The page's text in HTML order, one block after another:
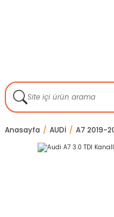
Anasayfa AUDİ A7 2019-